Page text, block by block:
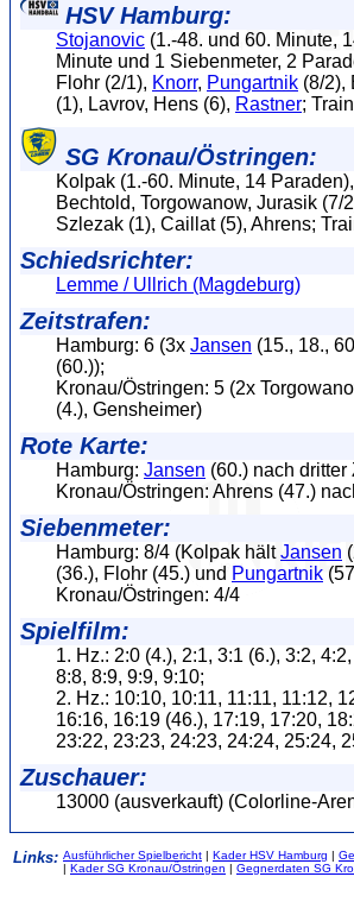
HSV Hamburg:
Stojanovic (1.-48. und 60. Minute,
Minute und 1 Siebenmeter, 2
Flohr (2/1), Knorr, Pungartnik (8/2),
(1), Lavrov, Hens (6), Rastner;
SG Kronau/Östringen:
Kolpak (1.-60. Minute, 14
Bechtold, Torgowanow, Jurasik
Szlezak (1), Caillat (5), Ahrens;
Schiedsrichter:
Lemme / Ullrich (Magdeburg)
Zeitstrafen:
Hamburg: 6 (3x Jansen (15., 18.,
(60.));
Kronau/Östringen: 5 (2x
(4.), Gensheimer)
Rote Karte:
Hamburg: Jansen (60.) nach dritter
Kronau/Östringen: Ahrens (47.)
Siebenmeter:
Hamburg: 8/4 (Kolpak hältJansen
(36.), Flohr (45.) und Pungartnik
Kronau/Östringen: 4/4
Spielfilm:
1. Hz.: 2:0 (4.), 2:1, 3:1 (6.), 3:2,
8:8, 8:9, 9:9, 9:10;
2. Hz.: 10:10, 10:11, 11:11, 11:12,
16:16, 16:19 (46.), 17:19, 17:20,
23:22, 23:23, 24:23, 24:24, 25:24,
Zuschauer:
13000 (ausverkauft) (Colorline-
Links: Ausführlicher Spielbericht | Kader HSV Hamburg |
| Kader SG Kronau/Östringen | Gegnerdaten SG